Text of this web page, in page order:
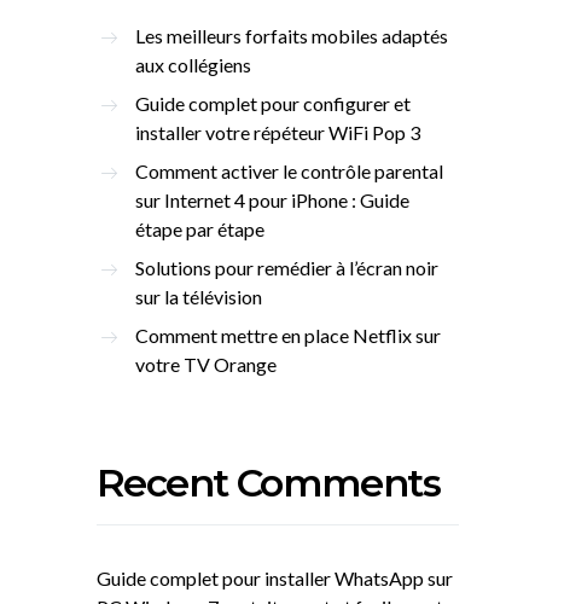
Les meilleurs forfaits mobiles adaptés
aux collégiens
Guide complet pour configurer et
installer votre répéteur WiFi Pop 3
Comment activer le contrôle parental
sur Internet 4 pour iPhone : Guide
étape par étape
Solutions pour remédier à l’écran noir
sur la télévision
Comment mettre en place Netflix sur
votre TV Orange
Recent Comments
Guide complet pour installer WhatsApp sur